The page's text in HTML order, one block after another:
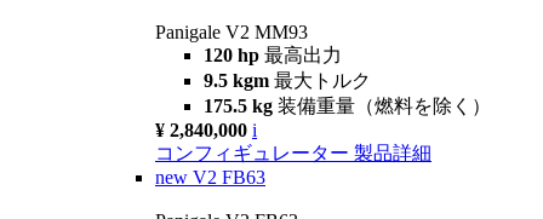
Panigale V2 MM93
120 hp 最高出力
9.5 kgm 最大トルク
175.5 kg 装備重量（燃料を除く）
¥ 2,840,000 i
コンフィギュレーター 製品詳細
new V2 FB63